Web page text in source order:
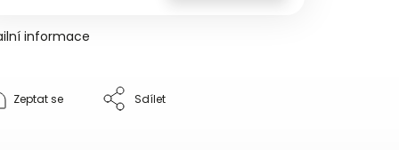
informace
Zeptat se Sdílet